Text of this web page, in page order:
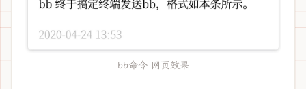
bb命令-网页效果